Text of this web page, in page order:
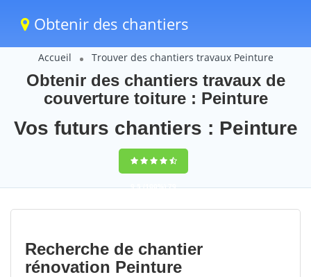
Obtenir des chantiers
Accueil Trouver des chantiers travaux Peinture
Obtenir des chantiers travaux de
couverture toiture : Peinture
Vos futurs chantiers : Peinture
9,5(100%)79
votes
Recherche de chantier
rénovation Peinture